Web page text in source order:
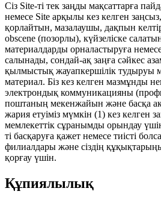
Сіз Site-ті тек заңды мақсаттарға
немесе Site арқылы кез келген
қорлайтын, мазалаушы, дақпын
obscene (позорлы), күйзеліске
материалдарды орналастыруға
салынады, сондай‑ақ заңға сәйкес
қылмыстық жауапкершілік тудыруы
материал. Біз кез келген мазмұнды
электрондық коммуникацияны
поштаның мекенжайын және басқа
жария етуіміз мүмкін (1) кез келген
мемлекеттік сұранымды орындау
ті басқаруға қажет немесе тиісті
филиалдары және сіздің
қорғау үшін.
Құпиялылық